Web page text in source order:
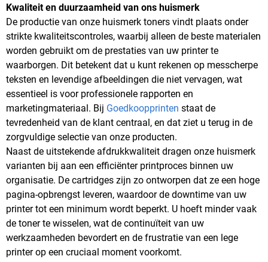
Kwaliteit en duurzaamheid van ons huismerk
De productie van onze huismerk toners vindt plaats onder
strikte kwaliteitscontroles, waarbij alleen de beste materialen
worden gebruikt om de prestaties van uw printer te
waarborgen. Dit betekent dat u kunt rekenen op messcherpe
teksten en levendige afbeeldingen die niet vervagen, wat
essentieel is voor professionele rapporten en
marketingmateriaal. Bij Goedkoopprinten staat de
tevredenheid van de klant centraal, en dat ziet u terug in de
zorgvuldige selectie van onze producten.
Naast de uitstekende afdrukkwaliteit dragen onze huismerk
varianten bij aan een efficiënter printproces binnen uw
organisatie. De cartridges zijn zo ontworpen dat ze een hoge
pagina-opbrengst leveren, waardoor de downtime van uw
printer tot een minimum wordt beperkt. U hoeft minder vaak
de toner te wisselen, wat de continuïteit van uw
werkzaamheden bevordert en de frustratie van een lege
printer op een cruciaal moment voorkomt.